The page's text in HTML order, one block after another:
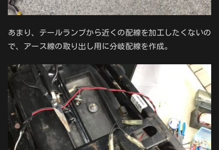
あまり、テールランプから近くの配線を加工したくないの
で、アース線の取り出し用に分岐配線を作成。